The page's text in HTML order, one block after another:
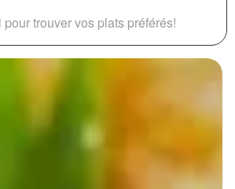
trouver vos plats préférés!